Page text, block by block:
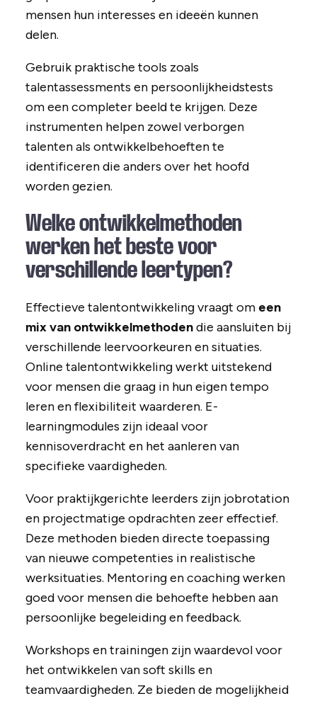
mensen hun interesses en ideeën kunnen
delen.
Gebruik praktische tools zoals
talentassessments en persoonlijkheidstests
om een completer beeld te krijgen. Deze
instrumenten helpen zowel verborgen
talenten als ontwikkelbehoeften te
identificeren die anders over het hoofd
worden gezien.
Welke ontwikkelmethoden
werken het beste voor
verschillende leertypen?
Effectieve talentontwikkeling vraagt om een
mix van ontwikkelmethodendie aansluiten bij
verschillende leervoorkeuren en situaties.
Online talentontwikkeling werkt uitstekend
voor mensen die graag in hun eigen tempo
leren en flexibiliteit waarderen. E-
learningmodules zijn ideaal voor
kennisoverdracht en het aanleren van
specifieke vaardigheden.
Voor praktijkgerichte leerders zijn jobrotation
en projectmatige opdrachten zeer effectief.
Deze methoden bieden directe toepassing
van nieuwe competenties in realistische
werksituaties. Mentoring en coaching werken
goed voor mensen die behoefte hebben aan
persoonlijke begeleiding en feedback.
Workshops en trainingen zijn waardevol voor
het ontwikkelen van soft skills en
teamvaardigheden. Ze bieden de mogelijkheid